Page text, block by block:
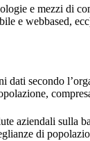
e mezzi di
e webbased,
dati secondo
aziendali sulla
di